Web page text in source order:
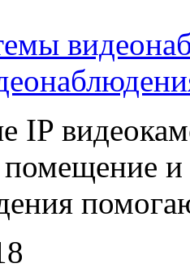
IP
помещение